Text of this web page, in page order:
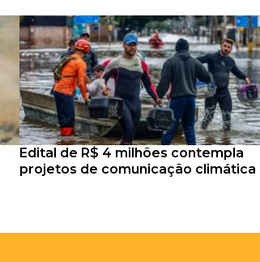
Edital de R$ 4 milhões contempla
projetos de comunicação climática